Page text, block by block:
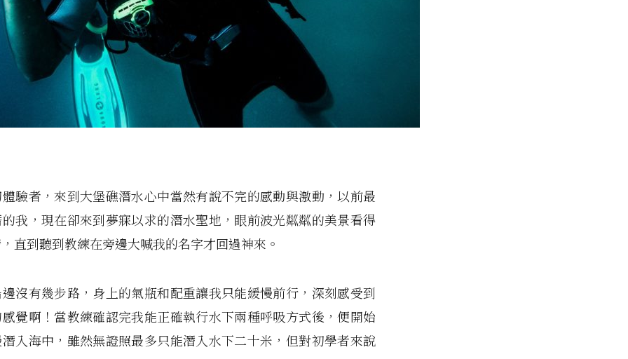
驗者，來到大堡礁潛水心中當然有說不完的感動與激動，以前最
我，現在卻來到夢寐以求的潛水聖地，眼前波光粼粼的美景看得
直到聽到教練在旁邊大喊我的名字才回過神來。
沒有幾步路，身上的氣瓶和配重讓我只能緩慢前行，深刻感受到
覺啊！當教練確認完我能正確執行水下兩種呼吸方式後，便開始
入海中，雖然無證照最多只能潛入水下二十米，但對初學者來說